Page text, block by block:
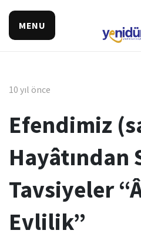
MENU
10 yıl önce
Efendimiz
Hayâtından
Tavsiyeler
Evlilik”